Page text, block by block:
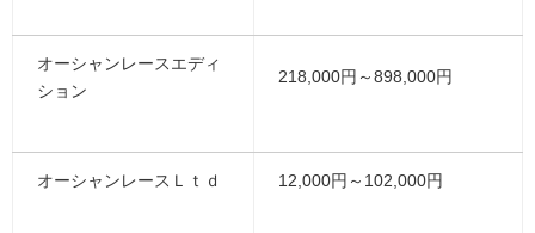
オーシャンレースエディ
ション
218,000円～898,000円
オーシャンレースＬｔｄ 12,000円～102,000円